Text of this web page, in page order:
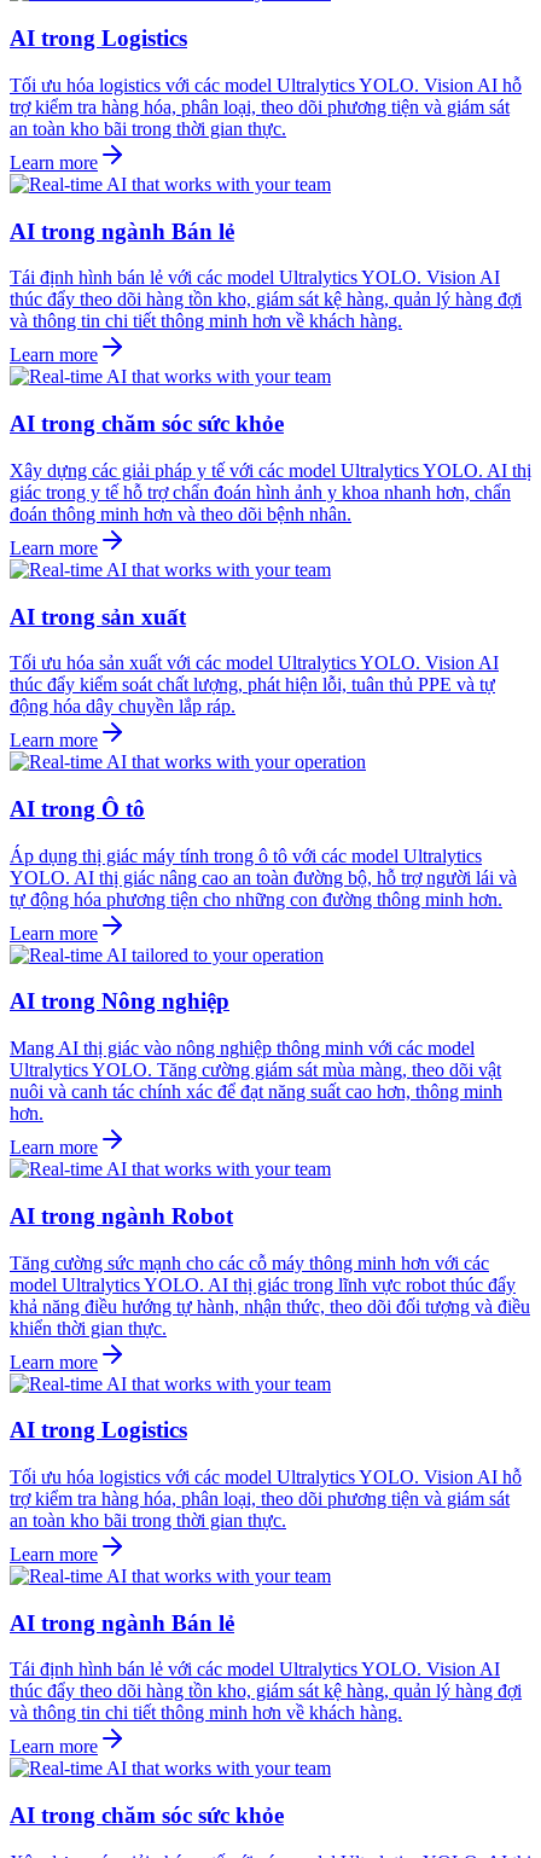
AI trong Logistics
Tối ưu hóa logistics với các model Ultralytics YOLO. Vision AI hỗ
trợ kiểm tra hàng hóa, phân loại, theo dõi phương tiện và giám sát
an toàn kho bãi trong thời gian thực.
Learn more
AI trong ngành Bán lẻ
Tái định hình bán lẻ với các model Ultralytics YOLO. Vision AI
thúc đẩy theo dõi hàng tồn kho, giám sát kệ hàng, quản lý hàng đợi
và thông tin chi tiết thông minh hơn về khách hàng.
Learn more
AI trong chăm sóc sức khỏe
Xây dựng các giải pháp y tế với các model Ultralytics YOLO. AI thị
giác trong y tế hỗ trợ chẩn đoán hình ảnh y khoa nhanh hơn, chẩn
đoán thông minh hơn và theo dõi bệnh nhân.
Learn more
AI trong sản xuất
Tối ưu hóa sản xuất với các model Ultralytics YOLO. Vision AI
thúc đẩy kiểm soát chất lượng, phát hiện lỗi, tuân thủ PPE và tự
động hóa dây chuyền lắp ráp.
Learn more
AI trong Ô tô
Áp dụng thị giác máy tính trong ô tô với các model Ultralytics
YOLO. AI thị giác nâng cao an toàn đường bộ, hỗ trợ người lái và
tự động hóa phương tiện cho những con đường thông minh hơn.
Learn more
AI trong Nông nghiệp
Mang AI thị giác vào nông nghiệp thông minh với các model
Ultralytics YOLO. Tăng cường giám sát mùa màng, theo dõi vật
nuôi và canh tác chính xác để đạt năng suất cao hơn, thông minh
hơn.
Learn more
AI trong ngành Robot
Tăng cường sức mạnh cho các cỗ máy thông minh hơn với các
model Ultralytics YOLO. AI thị giác trong lĩnh vực robot thúc đẩy
khả năng điều hướng tự hành, nhận thức, theo dõi đối tượng và điều
khiển thời gian thực.
Learn more
AI trong Logistics
Tối ưu hóa logistics với các model Ultralytics YOLO. Vision AI hỗ
trợ kiểm tra hàng hóa, phân loại, theo dõi phương tiện và giám sát
an toàn kho bãi trong thời gian thực.
Learn more
AI trong ngành Bán lẻ
Tái định hình bán lẻ với các model Ultralytics YOLO. Vision AI
thúc đẩy theo dõi hàng tồn kho, giám sát kệ hàng, quản lý hàng đợi
và thông tin chi tiết thông minh hơn về khách hàng.
Learn more
AI trong chăm sóc sức khỏe